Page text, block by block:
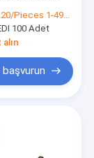
Alexa
Pieces 1-499 Pieces
100 Adet